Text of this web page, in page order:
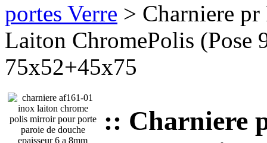
portes Verre > Charniere
Laiton ChromePolis (Pose
75x52+45x75
:: Charniere